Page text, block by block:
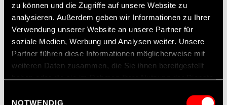
zu können und die Zugriffe auf unsere Website zu
analysieren. Außerdem geben wir Informationen zu Ihrer
Verwendung unserer Website an unsere Partner für
soziale Medien, Werbung und Analysen weiter. Unsere
Partner führen diese Informationen möglicherweise mit
weiteren Daten zusammen, die Sie ihnen bereitgestellt
haben oder die sie im Rahmen Ihrer Nutzung der Dienste
NOTWENDIG
Fotos Riese & Müller EUROBIKE 2024: Kristof Lemp,
Darmstadt
Fotos „Boxenstopp“ im Mercedes-Benz Museum: Kai
Loges / die arge lola, Stuttgart